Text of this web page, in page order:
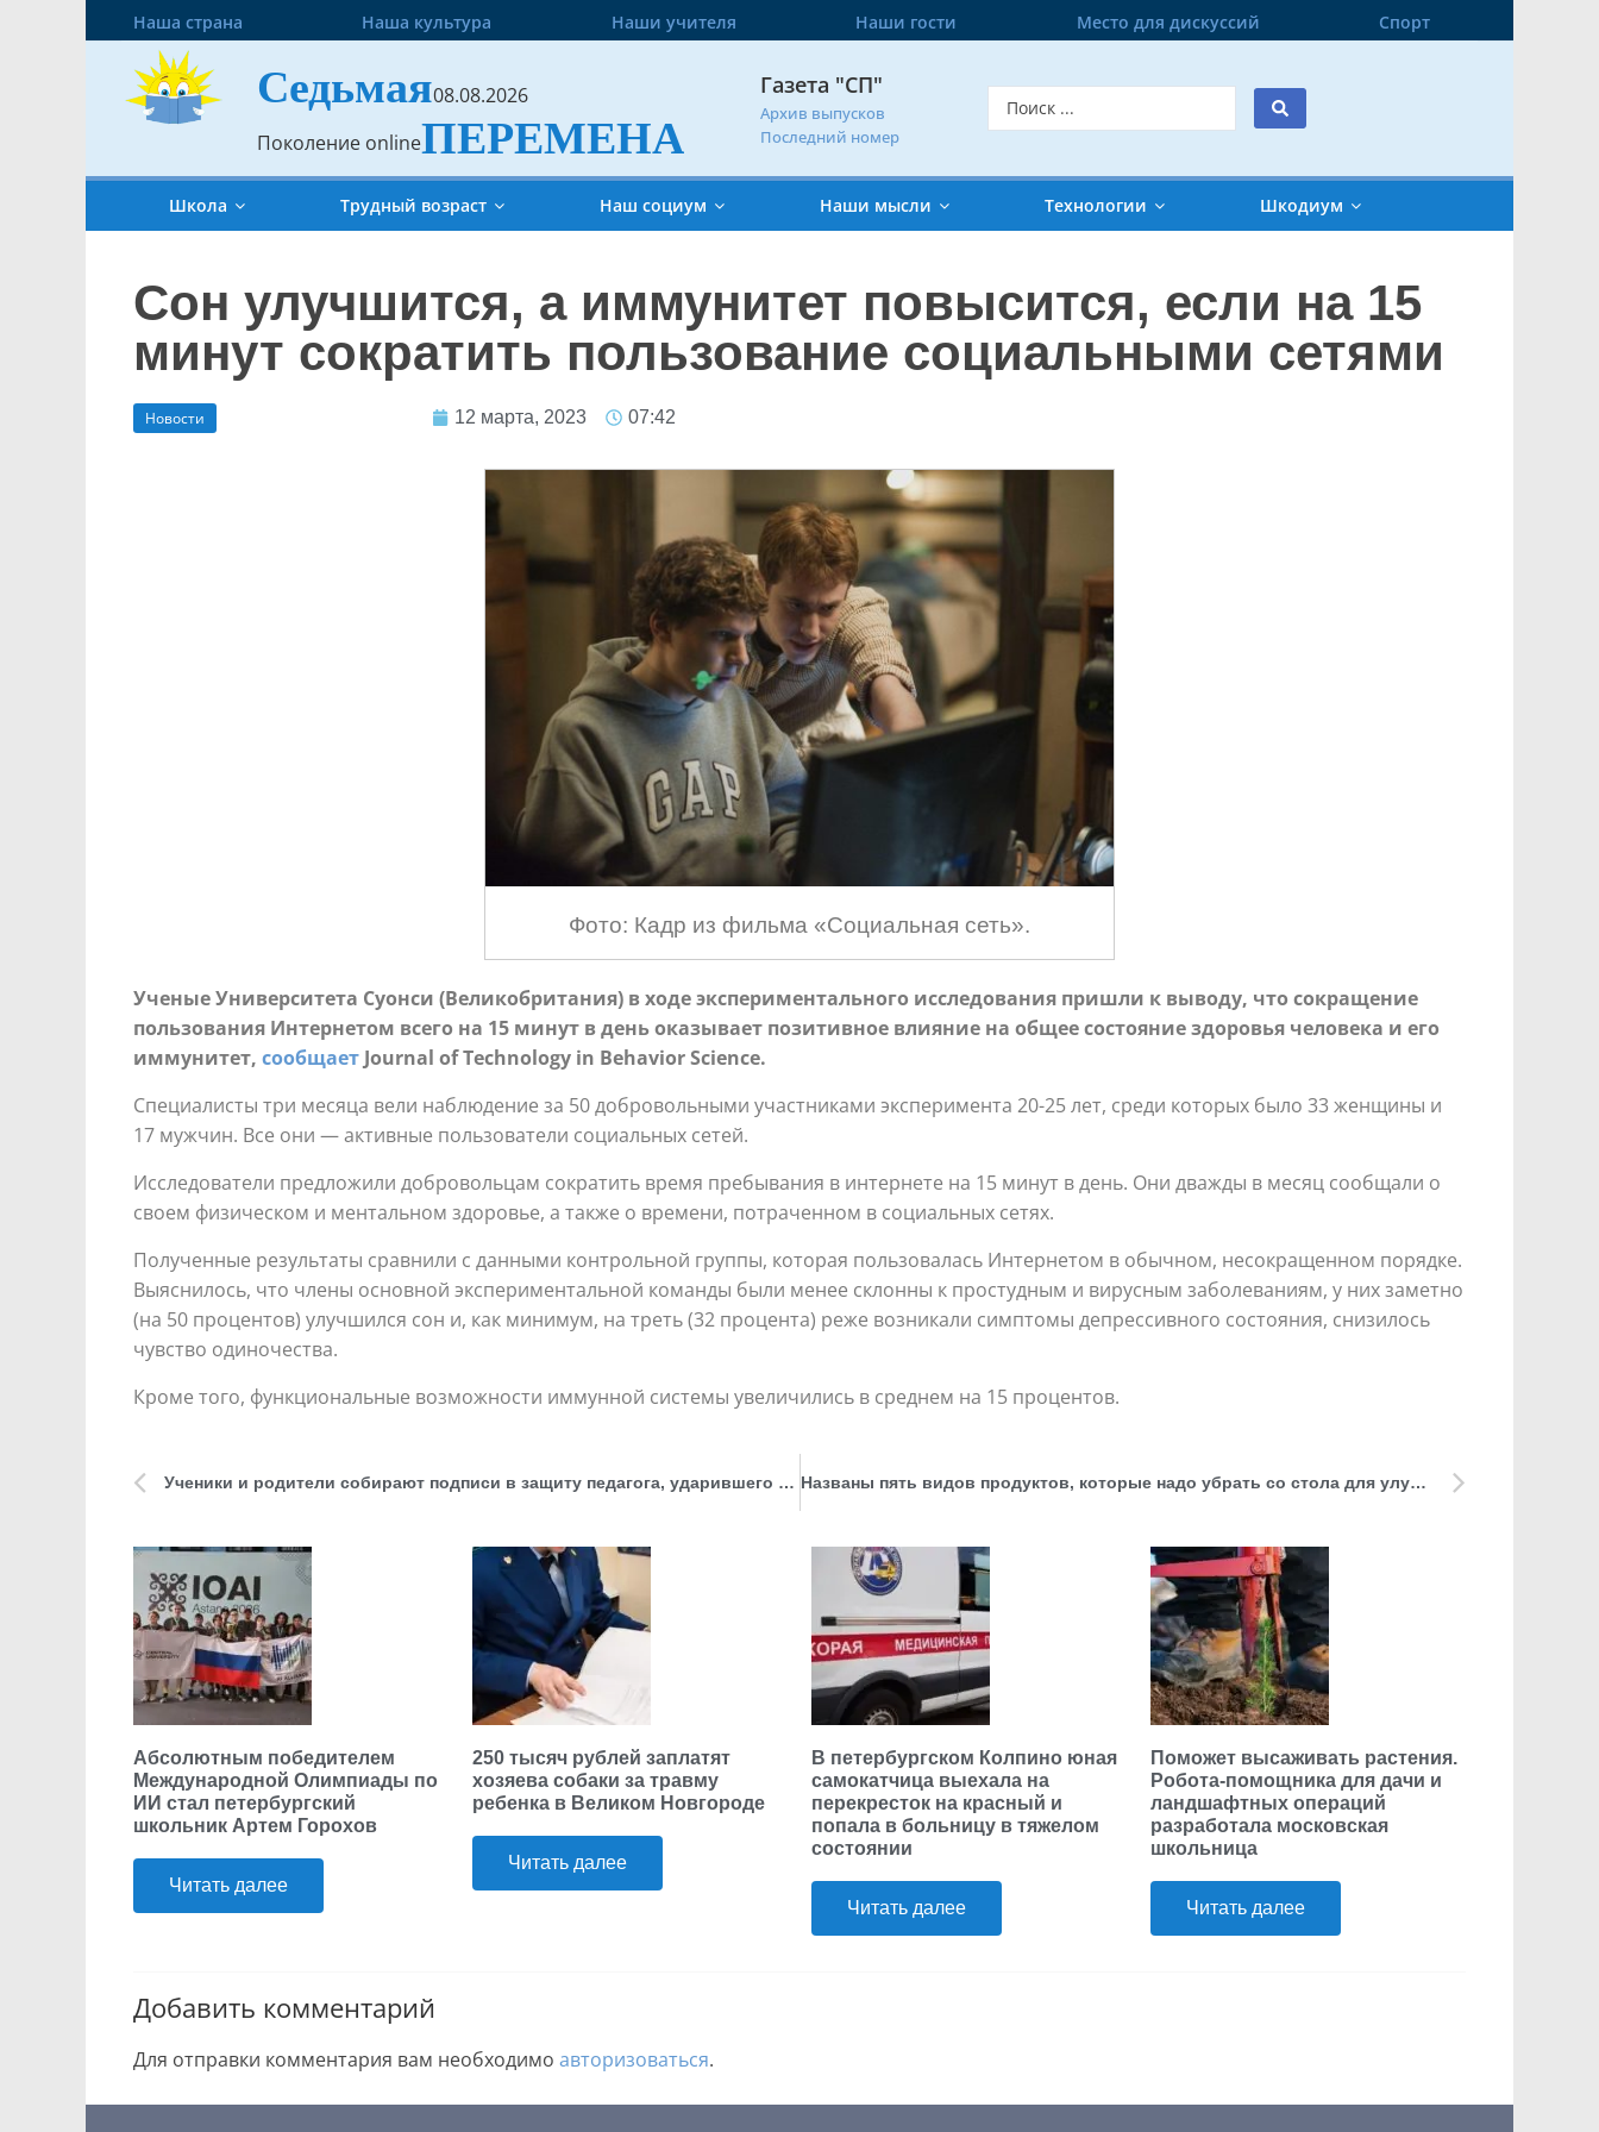
Наша страна Наша культура Наши учителя Наши гости Место для дискуссий Спорт
Седьмая08.08.2026
Поколение onlineПЕРЕМЕНА
Газета "СП"
Архив выпусков
Последний номер
Школа Трудный возраст Наш социум Наши мысли Технологии Шкодиум
Сон улучшится, а иммунитет повысится, если на 15
минут сократить пользование социальными сетями
Новости 12 марта, 2023 07:42
Фото: Кадр из фильма «Социальная сеть».
Ученые Университета Суонси (Великобритания) в ходе экспериментального исследования пришли к выводу, что сокращение
пользования Интернетом всего на 15 минут в день оказывает позитивное влияние на общее состояние здоровья человека и его
иммунитет, сообщает Journal of Technology in Behavior Science.
Специалисты три месяца вели наблюдение за 50 добровольными участниками эксперимента 20-25 лет, среди которых было 33 женщины и
17 мужчин. Все они — активные пользователи социальных сетей.
Исследователи предложили добровольцам сократить время пребывания в интернете на 15 минут в день. Они дважды в месяц сообщали о
своем физическом и ментальном здоровье, а также о времени, потраченном в социальных сетях.
Полученные результаты сравнили с данными контрольной группы, которая пользовалась Интернетом в обычном, несокращенном порядке.
Выяснилось, что члены основной экспериментальной команды были менее склонны к простудным и вирусным заболеваниям, у них заметно
(на 50 процентов) улучшился сон и, как минимум, на треть (32 процента) реже возникали симптомы депрессивного состояния, снизилось
чувство одиночества.
Кроме того, функциональные возможности иммунной системы увеличились в среднем на 15 процентов.
Ученики и родители собирают подписи в защиту педагога, ударившего нарушителей дисциплины Названы пять видов продуктов, которые надо убрать со стола для улучшения внешности и самочувствия
Абсолютным победителем
Международной Олимпиады по
ИИ стал петербургский
школьник Артем Горохов
Читать далее
250 тысяч рублей заплатят
хозяева собаки за травму
ребенка в Великом Новгороде
Читать далее
В петербургском Колпино юная
самокатчица выехала на
перекресток на красный и
попала в больницу в тяжелом
состоянии
Читать далее
Поможет высаживать растения.
Робота-помощника для дачи и
ландшафтных операций
разработала московская
школьница
Читать далее
Добавить комментарий
Для отправки комментария вам необходимо авторизоваться.